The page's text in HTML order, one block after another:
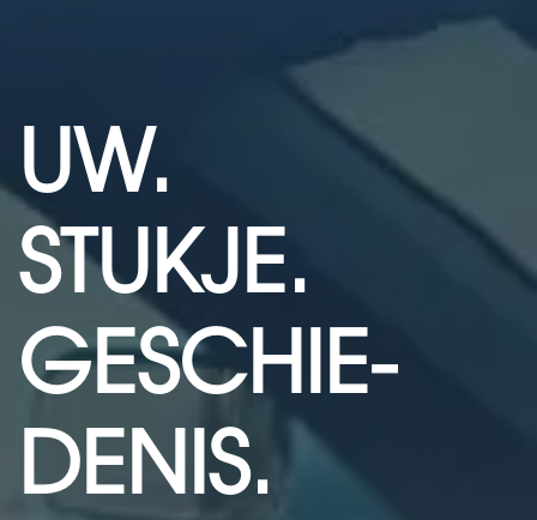
UW.
STUKJE.
GESCHIE-
DENIS.